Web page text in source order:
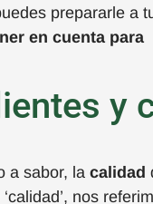
prepararle a
en cuenta para
y
a sabor, la calidad
‘calidad’, nos